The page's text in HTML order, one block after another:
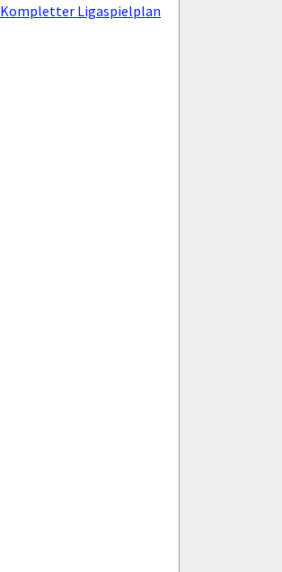
Kompletter Ligaspielplan